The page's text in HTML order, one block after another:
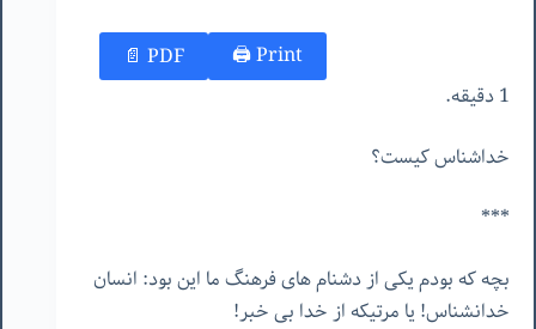
Print 🖨
PDF 📄
1 دقیقه.
خداشناس کیست؟
***
بچه که بودم یکی از دشنام های فرهنگ ما این بود: انسان
خدانشناس! یا مرتیکه از خدا بی خبر!